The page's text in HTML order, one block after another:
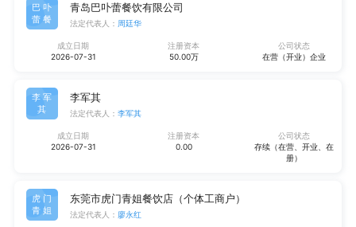
巴卟
蕾餐
青岛巴卟蕾餐饮有限公司
法定代表人： 周廷华
成立日期
2026-07-31
注册资本
50.00万
公司状态
在营（开业）企业
李军
其
李军其
法定代表人： 李军其
成立日期
2026-07-31
注册资本
0.00
公司状态
存续（在营、开业、在
册）
虎门
青姐
东莞市虎门青姐餐饮店（个体工商户）
法定代表人： 廖永红